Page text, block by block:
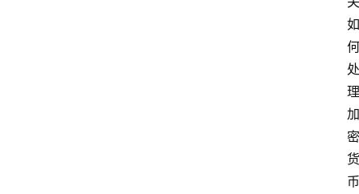
如
何
处
理
加
密
货
币